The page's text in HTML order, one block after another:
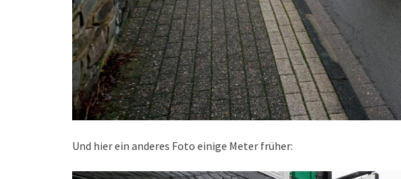
Und hier ein anderes Foto einige Meter früher: